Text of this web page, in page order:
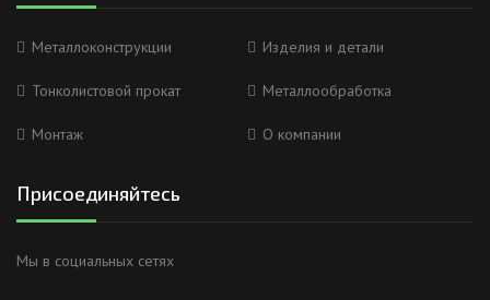
Металлоконструкции Изделия и детали
Тонколистовой прокат Металлообработка
Монтаж О компании
Присоединяйтесь
Мы в социальных сетях